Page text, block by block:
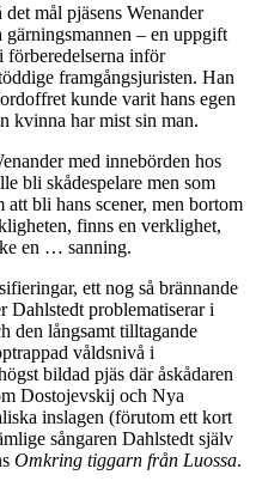
mål pjäsens Wenander
– en uppgift
inför
framgångsjuristen. Han
kunde varit hans egen
kvinna har mist sin man.
med innebörden hos
bli skådespelare men som
bli hans scener, men bortom
finns en verklighet,
en … sanning.
ett nog så brännande
Dahlstedt problematiserar i
den långsamt tilltagande
våldsnivå i
bildad pjäs där åskådaren
Dostojevskij och Nya
inslagen (förutom ett kort
sångaren Dahlstedt själv
Omkring tiggarn från Luossa.